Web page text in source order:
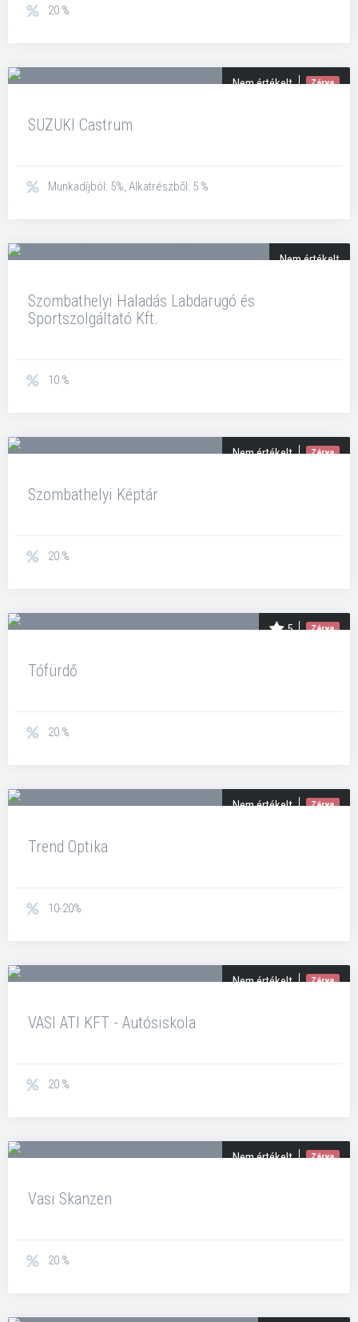
20 %
Nem értékelt Zárva
SUZUKI Castrum
Munkadíjból: 5%, Alkatrészből: 5 %
Nem értékelt
Szombathelyi Haladás Labdarugó és
Sportszolgáltató Kft.
10 %
Nem értékelt Zárva
Szombathelyi Képtár
20 %
5 Zárva
Tófürdő
20 %
Nem értékelt Zárva
Trend Optika
10-20%
Nem értékelt Zárva
VASI ATI KFT - Autósiskola
20 %
Nem értékelt Zárva
Vasi Skanzen
20 %